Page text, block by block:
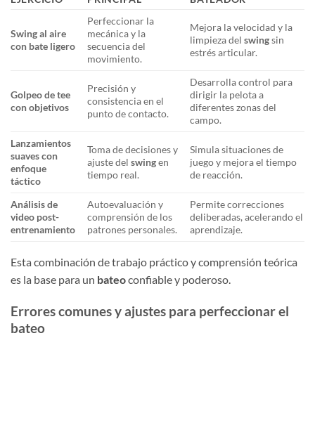
Swing al aire
con bate ligero
Perfeccionar la
mecánica y la
secuencia del
movimiento.
Mejora la velocidad y la
limpieza delswingsin
estrés articular.
Golpeo de tee
con objetivos
Precisión y
consistencia en el
punto de contacto.
Desarrolla control para
dirigir la pelota a
diferentes zonas del
campo.
Lanzamientos
suaves con
enfoque
táctico
Toma de decisiones y
ajuste delswingen
tiempo real.
Simula situaciones de
juego y mejora el tiempo
de reacción.
Análisis de
video post-
entrenamiento
Autoevaluación y
comprensión de los
patrones personales.
Permite correcciones
deliberadas, acelerando el
aprendizaje.
Esta combinación de trabajo práctico y comprensión teórica
es la base para un bateoconfiable y poderoso.
Errores comunes y ajustes para perfeccionar el
bateo